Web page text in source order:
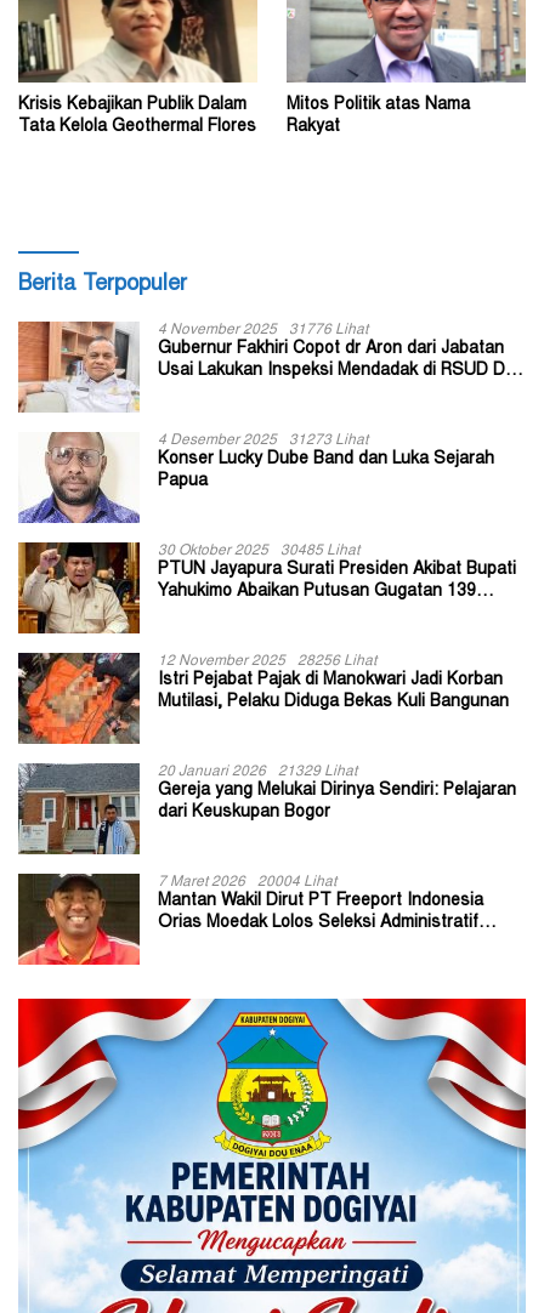
Krisis Kebajikan Publik Dalam
Tata Kelola Geothermal Flores
Mitos Politik atas Nama
Rakyat
Berita Terpopuler
4 November 2025 31776 Lihat
Gubernur Fakhiri Copot dr Aron dari Jabatan
Usai Lakukan Inspeksi Mendadak di RSUD Dok
4 Desember 2025 31273 Lihat
Konser Lucky Dube Band dan Luka Sejarah
Papua
30 Oktober 2025 30485 Lihat
PTUN Jayapura Surati Presiden Akibat Bupati
Yahukimo Abaikan Putusan Gugatan 139
12 November 2025 28256 Lihat
Istri Pejabat Pajak di Manokwari Jadi Korban
Mutilasi, Pelaku Diduga Bekas Kuli Bangunan
20 Januari 2026 21329 Lihat
Gereja yang Melukai Dirinya Sendiri: Pelajaran
dari Keuskupan Bogor
7 Maret 2026 20004 Lihat
Mantan Wakil Dirut PT Freeport Indonesia
Orias Moedak Lolos Seleksi Administratif